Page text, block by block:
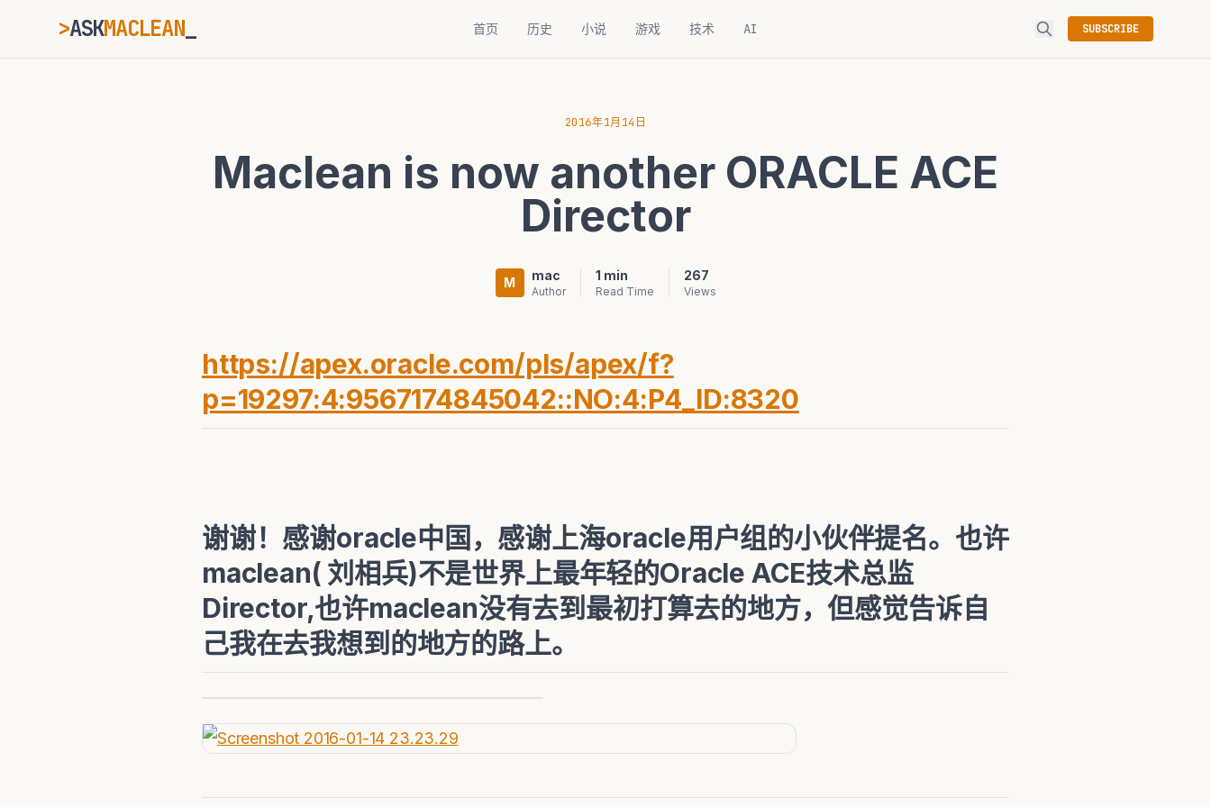
>ASKMACLEAN_ 首页 历史 小说 游戏 技术 AI SUBSCRIBE
2016年1月14日
Maclean is now another ORACLE ACE
Director
M mac
Author
1 min
Read Time
267
Views
https://apex.oracle.com/pls/apex/f?
p=19297:4:9567174845042::NO:4:P4_ID:8320
谢谢！感谢oracle中国，感谢上海oracle用户组的小伙伴提名。也许
maclean( 刘相兵)不是世界上最年轻的Oracle ACE技术总监
Director,也许maclean没有去到最初打算去的地方，但感觉告诉自
己我在去我想到的地方的路上。